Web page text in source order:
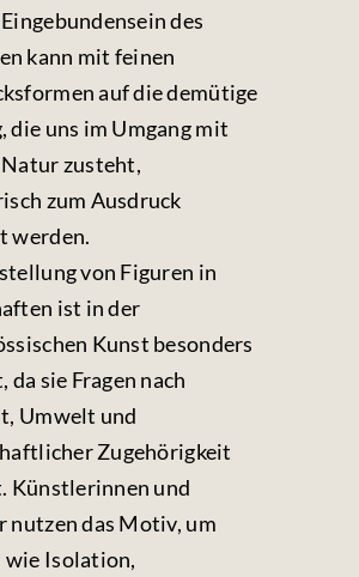
des
kann mit feinen
auf die demütige
die uns im Umgang mit
zusteht,
zum Ausdruck
werden.
von Figuren in
ist in der
Kunst besonders
da sie Fragen nach
Umwelt und
Zugehörigkeit
Künstlerinnen und
nutzen das Motiv, um
wie Isolation,